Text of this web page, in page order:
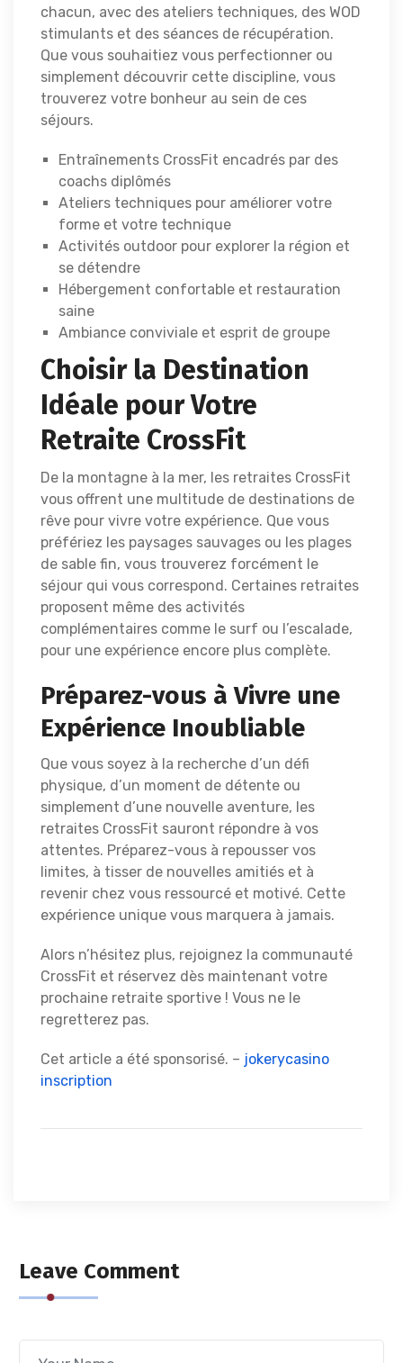
chacun, avec des ateliers techniques, des WOD
stimulants et des séances de récupération.
Que vous souhaitiez vous perfectionner ou
simplement découvrir cette discipline, vous
trouverez votre bonheur au sein de ces
séjours.
Entraînements CrossFit encadrés par des
coachs diplômés
Ateliers techniques pour améliorer votre
forme et votre technique
Activités outdoor pour explorer la région et
se détendre
Hébergement confortable et restauration
saine
Ambiance conviviale et esprit de groupe
Choisir la Destination
Idéale pour Votre
Retraite CrossFit
De la montagne à la mer, les retraites CrossFit
vous offrent une multitude de destinations de
rêve pour vivre votre expérience. Que vous
préfériez les paysages sauvages ou les plages
de sable fin, vous trouverez forcément le
séjour qui vous correspond. Certaines retraites
proposent même des activités
complémentaires comme le surf ou l’escalade,
pour une expérience encore plus complète.
Préparez-vous à Vivre une
Expérience Inoubliable
Que vous soyez à la recherche d’un défi
physique, d’un moment de détente ou
simplement d’une nouvelle aventure, les
retraites CrossFit sauront répondre à vos
attentes. Préparez-vous à repousser vos
limites, à tisser de nouvelles amitiés et à
revenir chez vous ressourcé et motivé. Cette
expérience unique vous marquera à jamais.
Alors n’hésitez plus, rejoignez la communauté
CrossFit et réservez dès maintenant votre
prochaine retraite sportive ! Vous ne le
regretterez pas.
Cet article a été sponsorisé. – jokerycasino
inscription
Leave Comment